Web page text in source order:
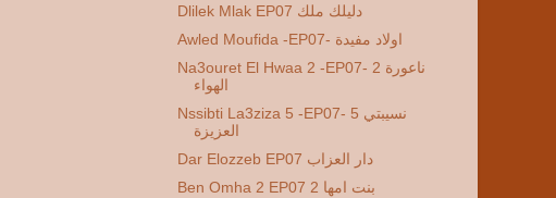
Dlilek Mlak EP07 دليلك ملك
Awled Moufida -EP07- اولاد مفيدة
Na3ouret El Hwaa 2 -EP07- 2 ناعورة
الهواء
Nssibti La3ziza 5 -EP07- 5 نسيبتي
العزيزة
Dar Elozzeb EP07 دار العزاب
Ben Omha 2 EP07 2 بنت امها